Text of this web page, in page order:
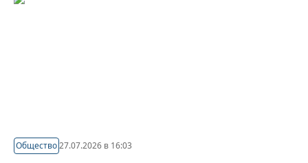
Общество27.07.2026 в 16:03